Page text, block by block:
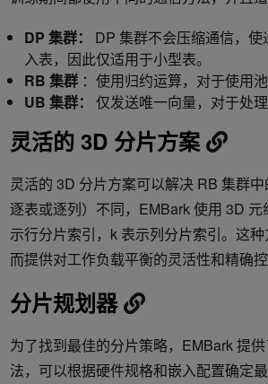
DP 集群：
DP 集群不会压缩通信，
入表，因此仅适用于小型表。
RB 集群 ：使用归约运算，对于使用
UB 集群：
仅发送唯一向量，对于处
灵活的 3D 分片方案
灵活的 3D 分片方案可以解决 RB 集群
逐表或逐列）不同，EMBark 使用 3D
示行分片索引，k 表示列分片索引。这
而提供对工作负载平衡的灵活性和精确控
分片规划器
为了找到最佳的分片策略，EMBark 提
法，可以根据硬件规格和嵌入配置确定最